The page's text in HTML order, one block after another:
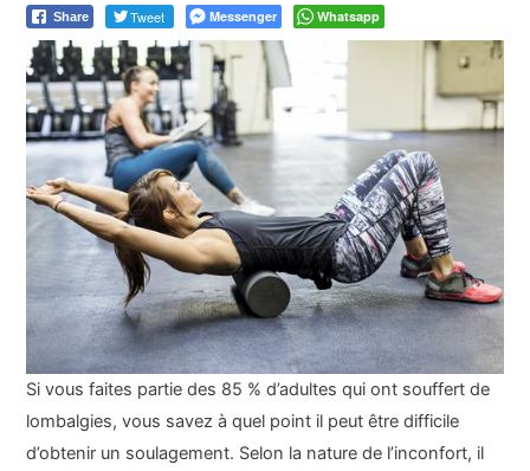
Share Tweet Messenger Whatsapp
Si vous faites partie des 85 % d’adultes qui ont souffert de
lombalgies, vous savez à quel point il peut être difficile
d’obtenir un soulagement. Selon la nature de l’inconfort, il